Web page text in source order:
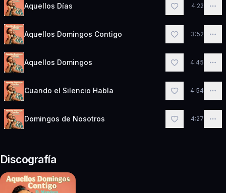
Aquellos Días 4:22
Aquellos Domingos Contigo 3:52
Aquellos Domingos 4:45
Cuando el Silencio Habla 4:54
Domingos de Nosotros 4:27
Discografía